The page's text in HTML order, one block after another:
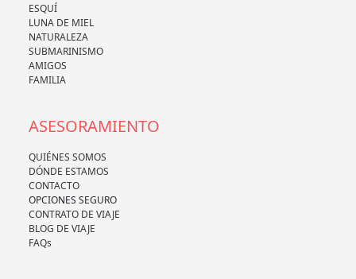
ESQUÍ
LUNA DE MIEL
NATURALEZA
SUBMARINISMO
AMIGOS
FAMILIA
ASESORAMIENTO
QUIÉNES SOMOS
DÓNDE ESTAMOS
CONTACTO
OPCIONES SEGURO
CONTRATO DE VIAJE
BLOG DE VIAJE
FAQs